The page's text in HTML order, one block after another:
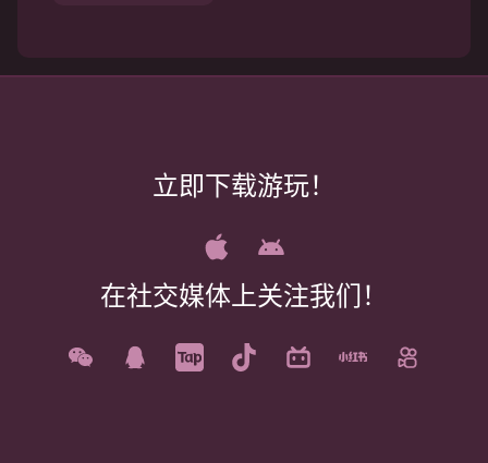
立即下载游玩！
在社交媒体上关注我们！